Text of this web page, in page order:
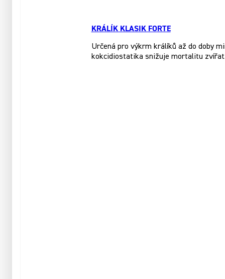
KRÁLÍK KLASIK FORTE
Určená pro výkrm králíků až do doby
kokcidiostatika snižuje mortalitu